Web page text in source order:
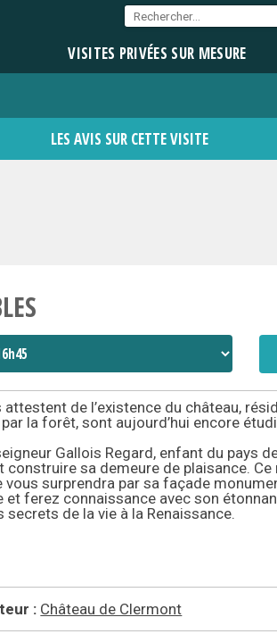
VISITES PRIVÉES SUR MESURE
LES AVIS SUR CETTE VISITE
de l’existence du château,
la forêt, sont aujourd’hui encore
Gallois Regard, enfant du pays
construire sa demeure de plaisance.
vous surprendra par sa façade
ferez connaissance avec son
de la vie à la Renaissance.
: Château de Clermont